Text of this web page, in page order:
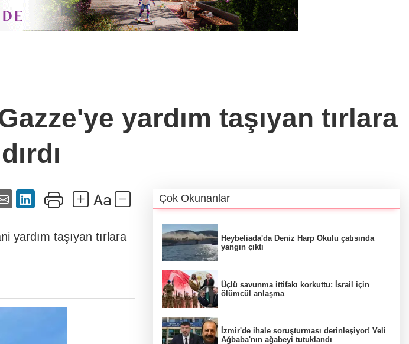
yardım taşıyan tırlara
yardım taşıyan tırlara
Çok Okunanlar
Heybeliada'da Deniz Harp Okulu çatısında
yangın çıktı
Üçlü savunma ittifakı korkuttu: İsrail için
ölümcül anlaşma
İzmir'de ihale soruşturması derinleşiyor! Veli
Ağbaba'nın ağabeyi tutuklandı